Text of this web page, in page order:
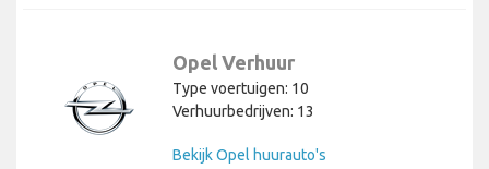
Opel Verhuur
Type voertuigen: 10
Verhuurbedrijven: 13
Bekijk Opel huurauto's